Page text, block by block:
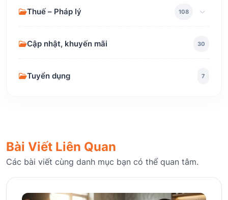
Thuế – Pháp lý 108
Cập nhật, khuyến mãi 30
Tuyển dụng 7
Bài Viết Liên Quan
Các bài viết cùng danh mục bạn có thể quan tâm.